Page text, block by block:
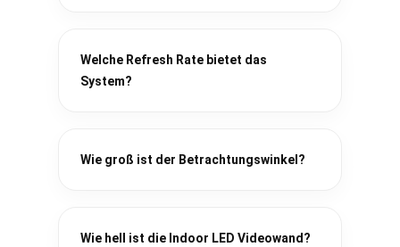
Welche Refresh Rate bietet das
System?
Wie groß ist der Betrachtungswinkel?
Wie hell ist die Indoor LED Videowand?